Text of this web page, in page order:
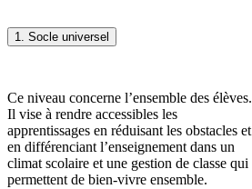
1. Socle universel
Ce niveau concerne l’ensemble des élèves.
Il vise à rendre accessibles les
apprentissages en réduisant les obstacles et
en différenciant l’enseignement dans un
climat scolaire et une gestion de classe qui
permettent de bien-vivre ensemble.